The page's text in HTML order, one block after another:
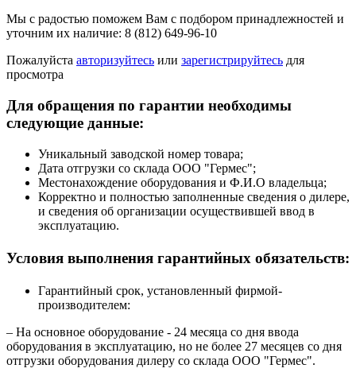
Мы с радостью поможем Вам с подбором принадлежностей и
уточним их наличие: 8 (812) 649-96-10
Пожалуйста авторизуйтесь или зарегистрируйтесь для
просмотра
Для обращения по гарантии необходимы
следующие данные:
Уникальный заводской номер товара;
Дата отгрузки со склада ООО "Гермес";
Местонахождение оборудования и Ф.И.О владельца;
Корректно и полностью заполненные сведения о дилере,
и сведения об организации осуществившей ввод в
эксплуатацию.
Условия выполнения гарантийных обязательств:
Гарантийный срок, установленный фирмой-
производителем:
– На основное оборудование - 24 месяца со дня ввода
оборудования в эксплуатацию, но не более 27 месяцев со дня
отгрузки оборудования дилеру со склада ООО "Гермес".